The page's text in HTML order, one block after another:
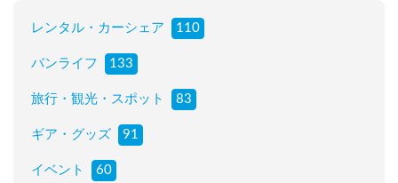
レンタル・カーシェア 110
バンライフ 133
旅行・観光・スポット 83
ギア・グッズ 91
イベント 60